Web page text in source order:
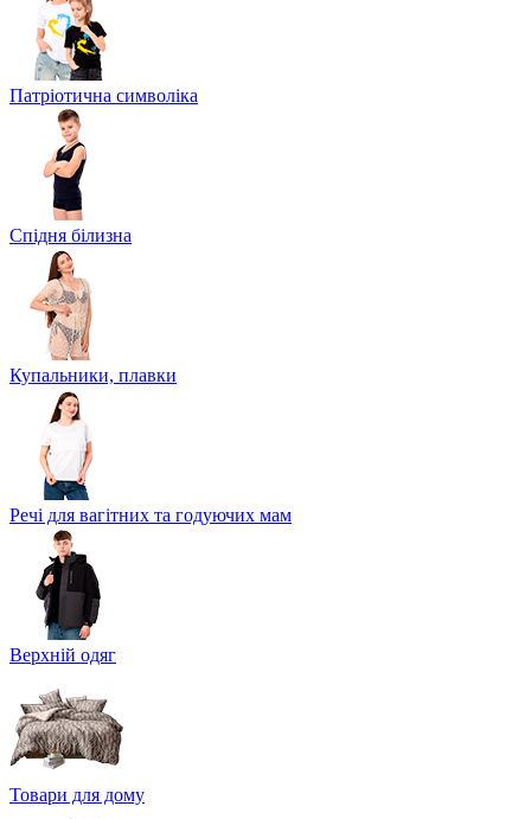
Патріотична символіка
Спідня білизна
Купальники, плавки
Речі для вагітних та годуючих мам
Верхній одяг
Товари для дому